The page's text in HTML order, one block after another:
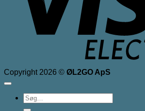
Copyright 2026 © ØL2GO ApS
Søg
efter: